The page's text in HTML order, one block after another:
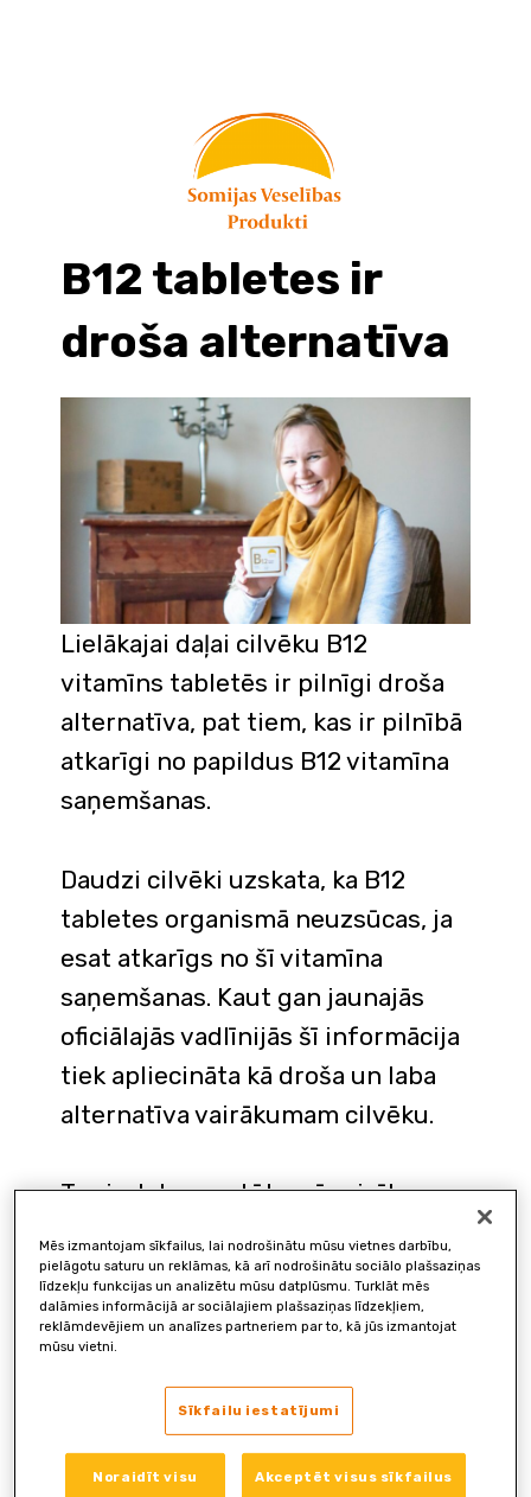
B12 tabletes ir
droša alternatīva
Lielākajai daļai cilvēku B12
vitamīns tabletēs ir pilnīgi droša
alternatīva, pat tiem, kas ir pilnībā
atkarīgi no papildus B12 vitamīna
saņemšanas.
Daudzi cilvēki uzskata, ka B12
tabletes organismā neuzsūcas, ja
esat atkarīgs no šī vitamīna
saņemšanas. Kaut gan jaunajās
oficiālajās vadlīnijās šī informācija
tiek apliecināta kā droša un laba
alternatīva vairākumam cilvēku.
Tas ir dokumentēts arī vairākos
publicētos pētījumos. [1]
Zviedrijā B12 vitamīna tabletes
lieto kopš 1964. gada. Aptuveni
75% no tiem cilvēkiem, kam ir
nepieciešams papildus B12
vitamīns, patiešām lieto tabletes.
Mēs izmantojam sīkfailus, lai nodrošinātu mūsu vietnes darbību,
pielāgotu saturu un reklāmas, kā arī nodrošinātu sociālo plašsaziņas
līdzekļu funkcijas un analizētu mūsu datplūsmu. Turklāt mēs
dalāmies informācijā ar sociālajiem plašsaziņas līdzekļiem,
reklāmdevējiem un analīzes partneriem par to, kā jūs izmantojat
mūsu vietni.
Sīkfailu iestatījumi
Noraidīt visu Akceptēt visus sīkfailus